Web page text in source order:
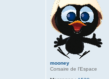
mooney
Corsaire de l'Espace